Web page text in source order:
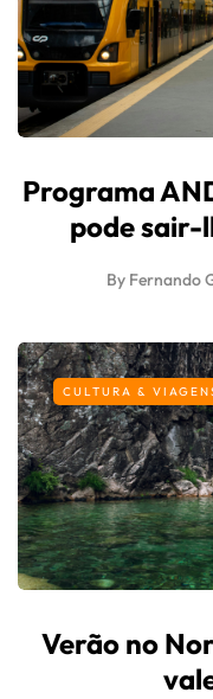
Programa
pode sair-
By Fernando
CULTURA &
Verão no